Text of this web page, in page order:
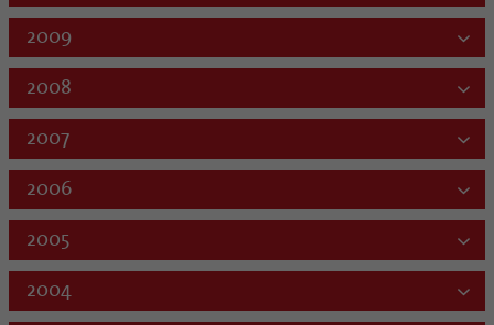
2009
2008
2007
2006
2005
2004